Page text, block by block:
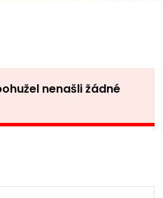
nenašli žádné